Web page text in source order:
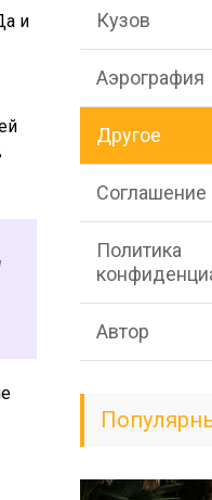
и
Кузов
Аэрография
Другое
Соглашение
Политика
Автор